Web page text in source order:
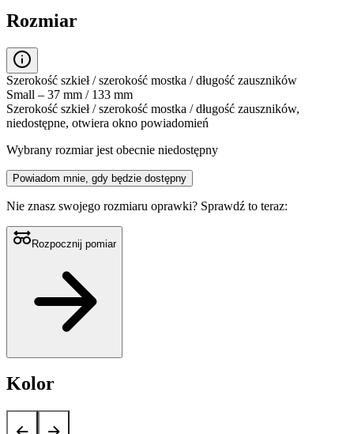
Rozmiar
Szerokość szkieł / szerokość mostka / długość zauszników
Small – 37 mm / 133 mm
Szerokość szkieł / szerokość mostka / długość zauszników,
niedostępne, otwiera okno powiadomień
Wybrany rozmiar jest obecnie niedostępny
Powiadom mnie, gdy będzie dostępny
Nie znasz swojego rozmiaru oprawki? Sprawdź to teraz:
Rozpocznij pomiar
Kolor